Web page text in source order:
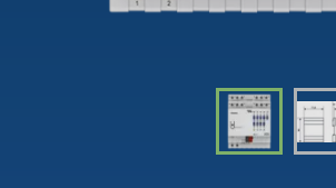
Präsenzmelder und
LEDs schalten und dimmen
Ausstellung, Präsentation
Ansprechpartnersuche